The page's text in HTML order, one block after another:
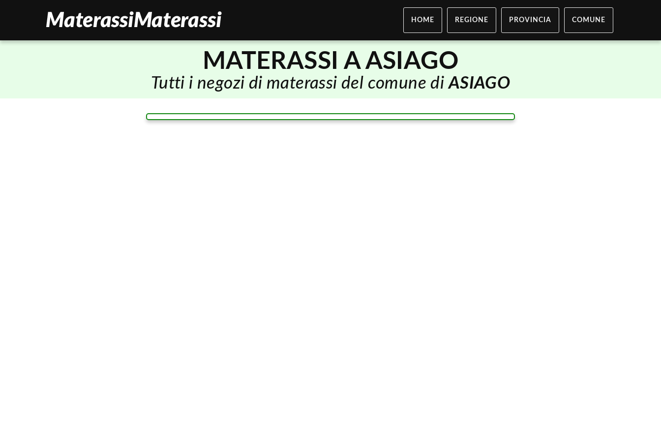
HOME REGIONE PROVINCIA COMUNE
MATERASSI A ASIAGO
Tutti i negozi di materassi del comune diASIAGO